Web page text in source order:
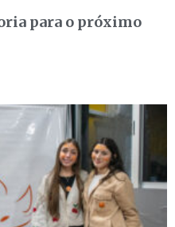
para o próximo